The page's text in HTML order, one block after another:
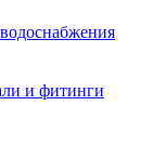
и фитинги